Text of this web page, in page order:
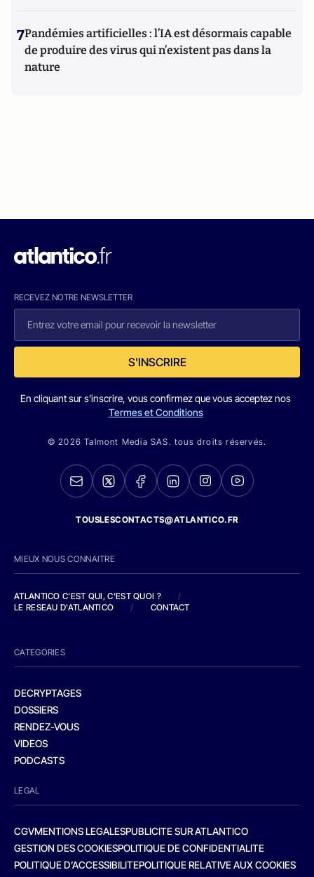
7Pandémies artificielles : l’IA est désormais capable
de produire des virus qui n’existent pas dans la
nature
RECEVEZ NOTRE NEWSLETTER
S'INSCRIRE
En cliquant sur s'inscrire, vous confirmez que vous acceptez nos
Termes et Conditions
© 2026 Talmont Media SAS. tous droits réservés.
TOUSLESCONTACTS@ATLANTICO.FR
MIEUX NOUS CONNAITRE
ATLANTICO C'EST QUI, C'EST QUOI ?
/
LE RESEAU D'ATLANTICO
/ CONTACT
CATEGORIES
DECRYPTAGES
DOSSIERS
RENDEZ-VOUS
VIDEOS
PODCASTS
LEGAL
CGVMENTIONS LEGALESPUBLICITE SUR ATLANTICO
GESTION DES COOKIESPOLITIQUE DE CONFIDENTIALITE
POLITIQUE D’ACCESSIBILITEPOLITIQUE RELATIVE AUX COOKIES